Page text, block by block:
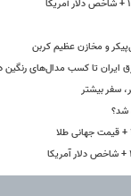
و مخازن عظیم کربن
ایران تا کسب مدال‌های رنگین
سفر بیشتر
شد؟